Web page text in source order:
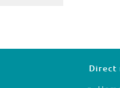
Direct